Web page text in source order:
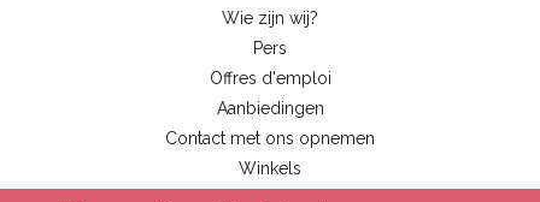
Wie zijn wij?
Pers
Offres d'emploi
Aanbiedingen
Contact met ons opnemen
Winkels